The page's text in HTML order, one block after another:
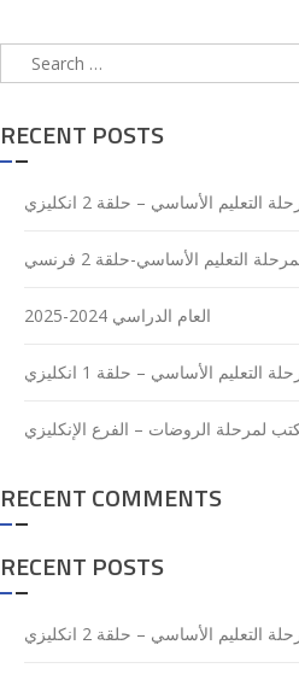
Search
for:
RECENT POSTS
التعليم الأساسي – حلقة 2 انكليزي
التعليم الأساسي-حلقة 2 فرنسي
العام الدراسي 2024-2025
التعليم الأساسي – حلقة 1 انكليزي
لمرحلة الروضات – الفرع الإنكليزي
RECENT COMMENTS
RECENT POSTS
التعليم الأساسي – حلقة 2 انكليزي